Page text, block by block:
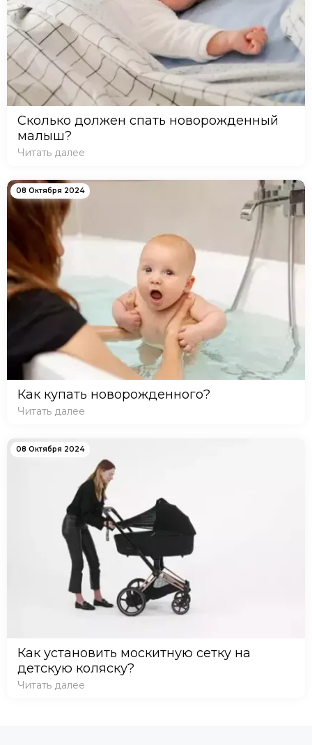
Сколько должен спать новорожденный
малыш?
Читать далее
08 Октября 2024
Как купать новорожденного?
Читать далее
08 Октября 2024
Как установить москитную сетку на
детскую коляску?
Читать далее